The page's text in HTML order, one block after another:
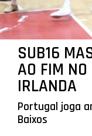
SUB16
AO FIM NO
IRLANDA
Portugal joga
Baixos